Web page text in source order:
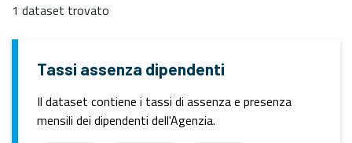
1 dataset trovato
Tassi assenza dipendenti
Il dataset contiene i tassi di assenza e presenza
mensili dei dipendenti dell'Agenzia.